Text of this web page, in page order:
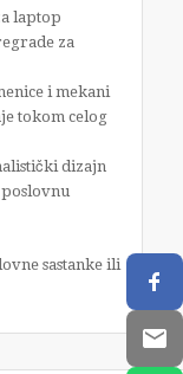
laptop
za
i mekani
tokom celog
dizajn
sastanke ili